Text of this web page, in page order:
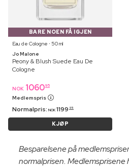
BARE NOEN FÅ IGJEN
Eau de Cologne ⋅ 50 ml
Jo Malone
Peony & Blush Suede Eau De
Cologne
NOK 106095
Medlemspris
Normalpris: NOK 1199 95
KJØP
Besparelsene på
normalprisen. Medlemsprisene